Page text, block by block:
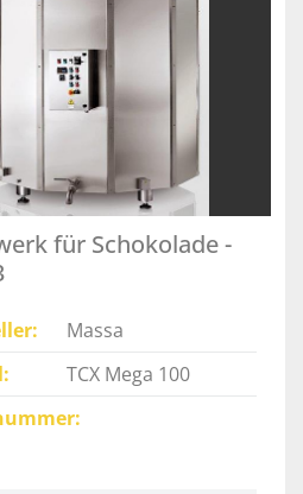
für Schokolade -
Massa
TCX Mega 100